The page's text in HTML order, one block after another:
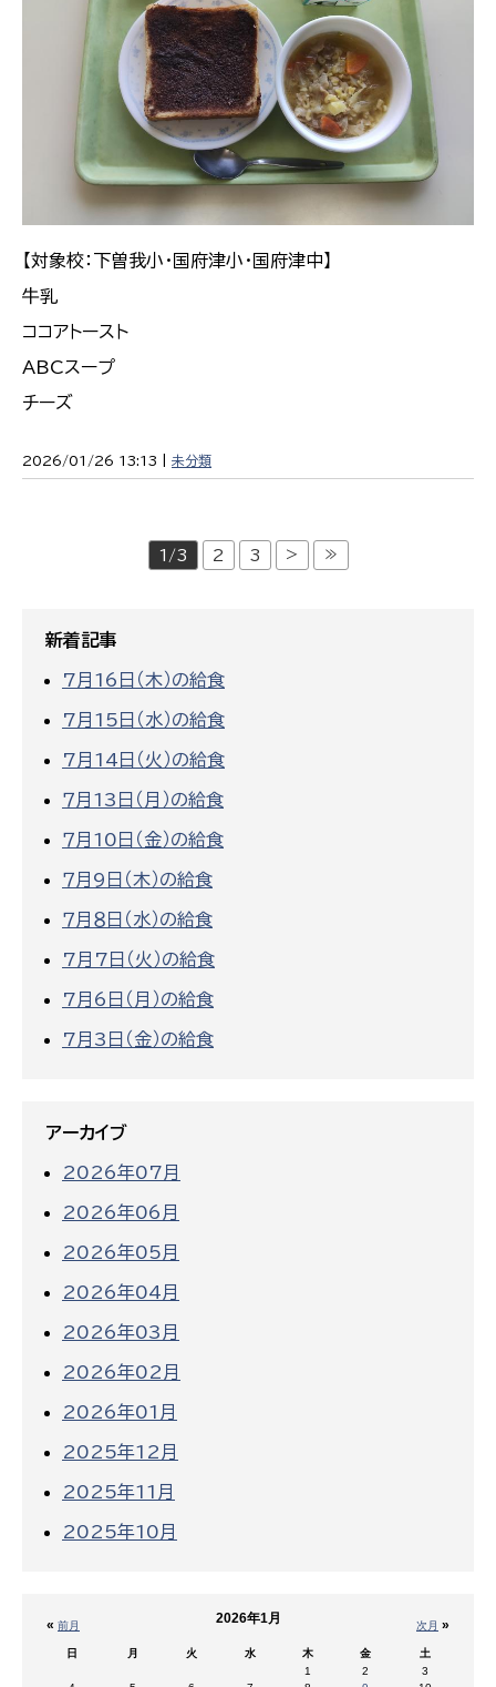
【対象校：下曽我小・国府津小・国府津中】
牛乳
ココアトースト
ABCスープ
チーズ
2026/01/26 13:13 | 未分類
1/3 2 3 > ≫
新着記事
7月16日（木）の給食
7月15日（水）の給食
7月14日（火）の給食
７月13日（月）の給食
７月10日（金）の給食
７月9日（木）の給食
７月８日（水）の給食
7月7日（火）の給食
7月6日（月）の給食
7月3日（金）の給食
アーカイブ
2026年07月
2026年06月
2026年05月
2026年04月
2026年03月
2026年02月
2026年01月
2025年12月
2025年11月
2025年10月
« 前月 次月 »
2026年1月
日 月 火 水 木 金
土
1
2
3